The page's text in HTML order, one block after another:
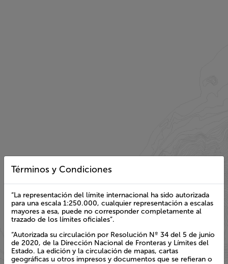
“Autorizada su circulación por Resolución Nº 34 del 5 de junio
de 2020, de la Dirección Nacional de Fronteras y Límites del
Estado. La edición y la circulación de mapas, cartas geográficas
u otros impresos y documentos que se refieran o relacionen
con los límites y fronteras de Chile, no comprometen, en
modo alguno, al Estado de Chile, de acuerdo con el Art. 2°,
Exteriores”. (Publicación sitio web Infraestructura de Datos
Espaciales de la IDE Patrimonio). Autorizada su circulación en
cuanto a los mapas y citas que contiene esta obra, referentes o